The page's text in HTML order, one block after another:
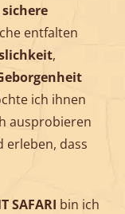
entfalten
,
ich ihnen
ausprobieren
erleben, dass
SAFARI bin ich